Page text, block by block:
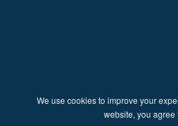
We use cookies to improve your
website, you agree